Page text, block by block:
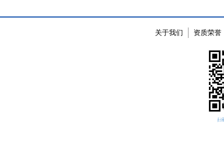
关于我们 资质荣誉